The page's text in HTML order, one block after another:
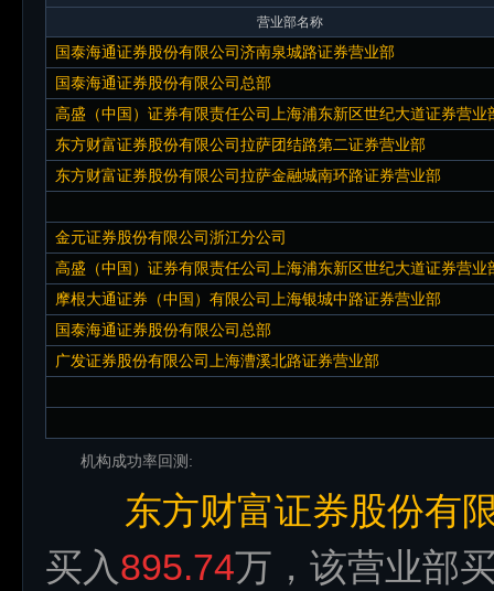
营业部名称
国泰海通证券股份有限公司济南泉城路证券营业部
国泰海通证券股份有限公司总部
高盛（中国）证券有限责任公司上海浦东新区世纪大道证券营业
东方财富证券股份有限公司拉萨团结路第二证券营业部
东方财富证券股份有限公司拉萨金融城南环路证券营业部
金元证券股份有限公司浙江分公司
高盛（中国）证券有限责任公司上海浦东新区世纪大道证券营业
摩根大通证券（中国）有限公司上海银城中路证券营业部
国泰海通证券股份有限公司总部
广发证券股份有限公司上海漕溪北路证券营业部
机构成功率回测:
东方财富证券股份有
买入895.74万，该营业部